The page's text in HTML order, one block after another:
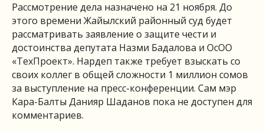
Рассмотрение дела назначено на 21 ноября. До
этого времени Жайылский районный суд будет
рассматривать заявление о защите чести и
достоинства депутата Назми Бадалова и ОсОО
«ТехПроект». Нардеп также требует взыскать со
своих коллег в общей сложности 1 миллион сомов
за выступление на пресс-конференции. Сам мэр
Кара-Балты Данияр Шаданов пока не доступен для
комментариев.